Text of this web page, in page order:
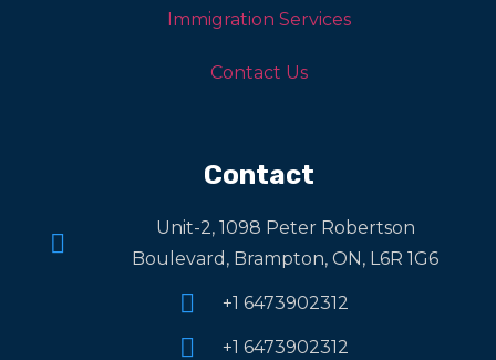
Immigration Services
Contact Us
Contact
Unit-2, 1098 Peter Robertson
Boulevard, Brampton, ON, L6R 1G6
+1 6473902312
+1 6473902312